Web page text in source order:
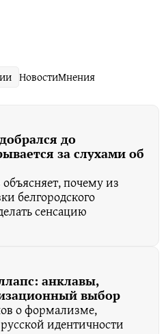
НовостиМнения
до
за слухами об
почему из
белгородского
сенсацию
анклавы,
выбор
о формализме,
идентичности